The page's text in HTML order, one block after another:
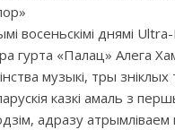
восеньскімі днямі
гурта «Палац» Алега
музыкі, тры зніклых
казкі амаль з
адразу атрымліваем